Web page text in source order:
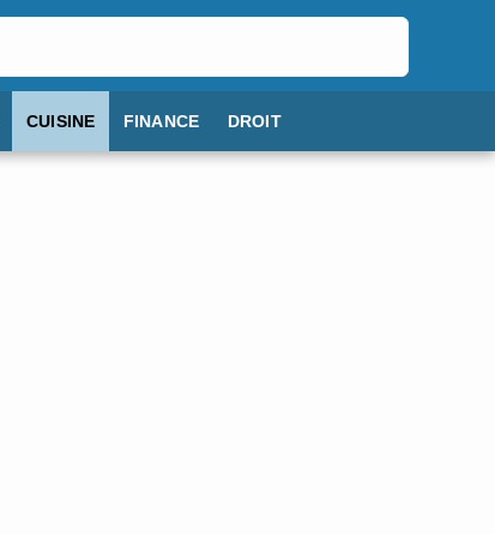
CUISINE FINANCE DROIT